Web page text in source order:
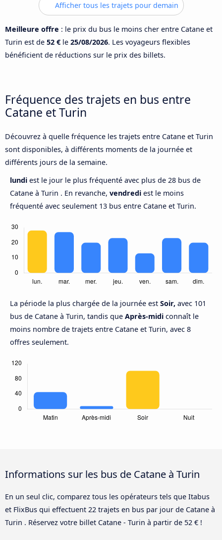
Afficher tous les trajets pour demain
Meilleure offre : le prix du bus le moins cher entre Catane et
Turin est de 52 € le 25/08/2026. Les voyageurs flexibles
bénéficient de réductions sur le prix des billets.
Fréquence des trajets en bus entre
Catane et Turin
Découvrez à quelle fréquence les trajets entre Catane et Turin
sont disponibles, à différents moments de la journée et
différents jours de la semaine.
lundi est le jour le plus fréquenté avec plus de 28 bus de
Catane à Turin . En revanche, vendredi est le moins
fréquenté avec seulement 13 bus entre Catane et Turin.
La période la plus chargée de la journée est Soir, avec 101
bus de Catane à Turin, tandis que Après-midi connaît le
moins nombre de trajets entre Catane et Turin, avec 8
offres seulement.
Informations sur les bus de Catane à Turin
En un seul clic, comparez tous les opérateurs tels que Itabus
et FlixBus qui effectuent 22 trajets en bus par jour de Catane à
Turin . Réservez votre billet Catane - Turin à partir de 52 € !